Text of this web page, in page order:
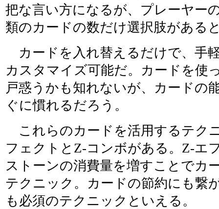
把な言い方になるが、プレーヤー
類のカードの数だけ選択肢がある
カードを入れ替えるだけで、手
カスタマイズ可能だ。カードを使
戸惑うかも知れないが、カードの
ぐに慣れるだろう。
これらのカードを活用するテク
フェクトとZ-コンボがある。Z-エ
ストーンの消費量を増すことでカ
テクニック。カードの節約にも繋
も必須のテクニックといえる。